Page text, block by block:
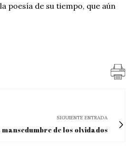
poesía de su tiempo, que aún
SIGUIENTE ENTRADA
mansedumbre de los olvidados